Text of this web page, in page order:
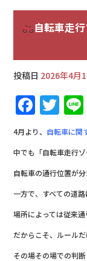
自転車走
投稿日 2026年4月
F
a
c
e
b
o
o
k
T
w
it
te
r
4月より、 自転車に関
中でも「自転車走行ゾ
自転車の通行位置が分
一方で、すべての道
場所によっては従来通
だからこそ、ルールだ
その場その場での判断